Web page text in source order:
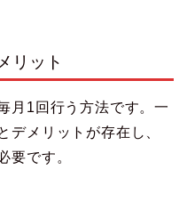
リット
月1回行う方法です。一
デメリットが存在し、
要です。